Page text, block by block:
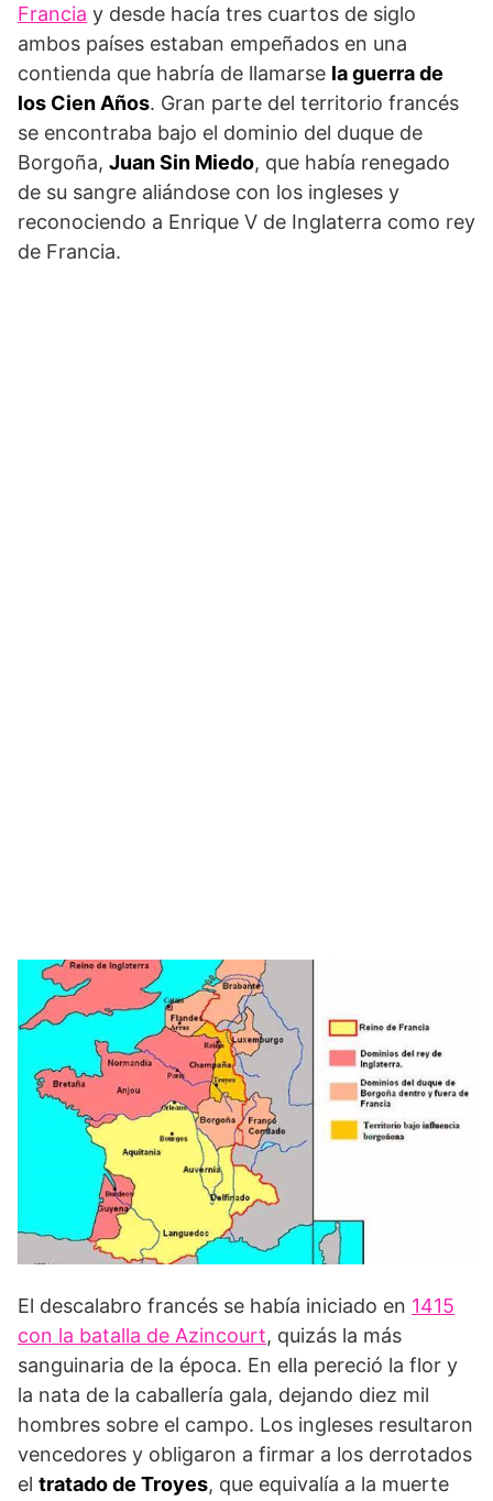
Francia y desde hacía tres cuartos de siglo
ambos países estaban empeñados en una
contienda que habría de llamarse la guerra de
los Cien Años. Gran parte del territorio francés
se encontraba bajo el dominio del duque de
Borgoña, Juan Sin Miedo, que había renegado
de su sangre aliándose con los ingleses y
reconociendo a Enrique V de Inglaterra como rey
de Francia.
El descalabro francés se había iniciado en 1415
con la batalla de Azincourt, quizás la más
sanguinaria de la época. En ella pereció la flor y
la nata de la caballería gala, dejando diez mil
hombres sobre el campo. Los ingleses resultaron
vencedores y obligaron a firmar a los derrotados
el tratado de Troyes, que equivalía a la muerte